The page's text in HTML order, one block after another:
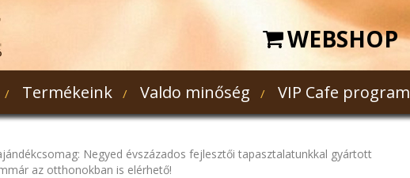
WEBSHOP
Termékeink Valdo minőség VIP Cafe program
Negyed évszázados fejlesztői tapasztalatunkkal gyártott
az otthonokban is elérhető!